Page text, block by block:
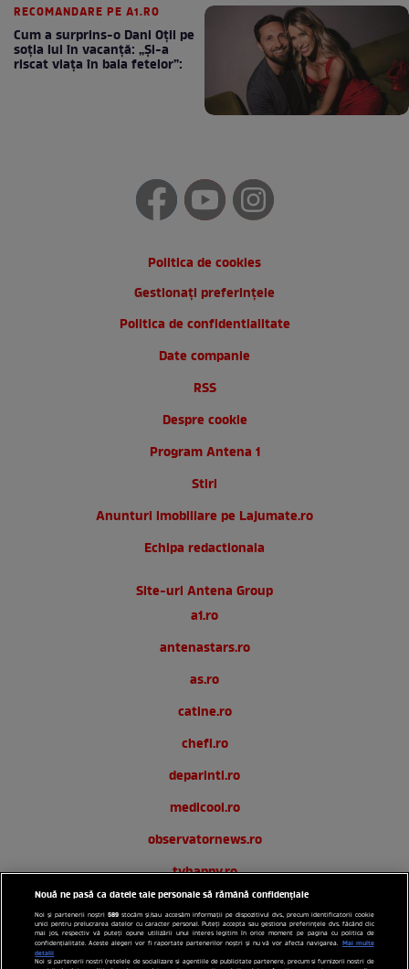
RECOMANDARE PE A1.RO
Cum a surprins-o Dani Oțil pe
soția lui în vacanță: „Și-a
riscat viața în baia fetelor”:
Politica de cookies
Gestionați preferințele
Politica de confidentialitate
Date companie
RSS
Despre cookie
Program Antena 1
Stiri
Anunturi imobiliare pe Lajumate.ro
Echipa redactionala
Site-uri Antena Group
a1.ro
antenastars.ro
as.ro
catine.ro
chefi.ro
deparinti.ro
medicool.ro
observatornews.ro
tvhappy.ro
useit.ro
zutv.ro
Nouă ne pasă ca datele tale personale să rămână confidențiale
Noi și partenerii noștri589 stocăm și/sau accesăm informații pe dispozitivul dvs., precum identificatorii cookie
unici pentru prelucrarea datelor cu caracter personal. Puteți accepta sau gestiona preferințele dvs. făcând clic
mai jos, respectiv vă puteți opune utilizării unui interes legitim în orice moment pe pagina cu politica de
confidențialitate. Aceste alegeri vor fi raportate partenerilor noștri și nu vă vor afecta navigarea. Mai multe
detalii
Noi si partenerii nostri (retelele de socializare si agentiile de publicitate partenere, precum si furnizorii nostri de